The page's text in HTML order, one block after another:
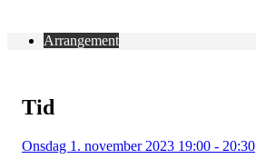
Arrangement
Tid
Onsdag 1. november 2023 19:00 - 20:30